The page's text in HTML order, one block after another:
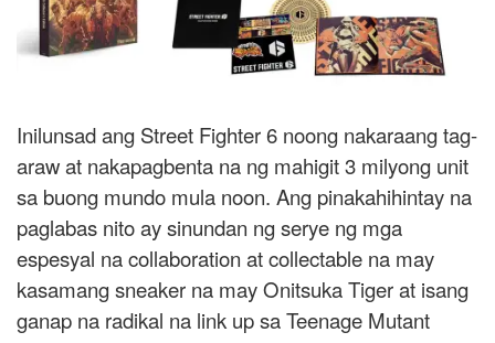
Inilunsad ang Street Fighter 6 noong nakaraang tag-
araw at nakapagbenta na ng mahigit 3 milyong unit
sa buong mundo mula noon. Ang pinakahihintay na
paglabas nito ay sinundan ng serye ng mga
espesyal na collaboration at collectable na may
kasamang sneaker na may Onitsuka Tiger at isang
ganap na radikal na link up sa Teenage Mutant